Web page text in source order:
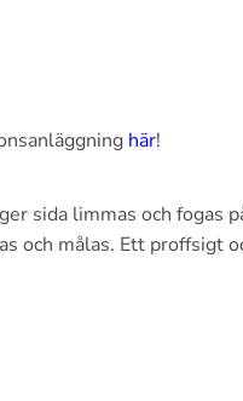
här!
sida limmas och fogas
och målas. Ett proffsigt